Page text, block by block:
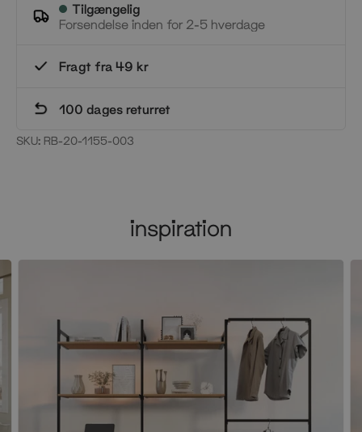
Tilgængelig
Forsendelse inden for 2-5 hverdage
Fragt fra 49 kr
100 dages returret
SKU: RB-20-1155-003
inspiration